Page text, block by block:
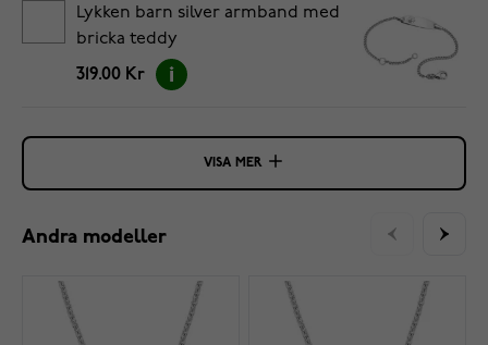
Lykken barn silver armband med
bricka teddy
319.00 Kr
VISA MER
Andra modeller